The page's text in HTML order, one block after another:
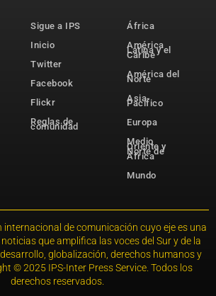
Sigue a IPS
Inicio
Twitter
Facebook
Flickr
Reglas de
comunidad
África
América
Latina y el
Caribe
América del
Norte
Asia-
Pacífico
Europa
Medio
Oriente y
Norte de
África
Mundo
internacional de comunicación cuyo eje es una
que amplifica las voces del Sur y de la
globalización, derechos humanos y
© 2025 IPS-Inter Press Service. Todos los
derechos reservados.